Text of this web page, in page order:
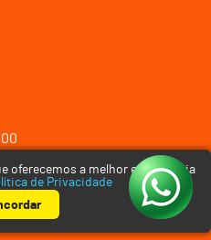
- NETSTORE – Todos os direitos
35
oferecemos a melhor experiência
de Privacidade